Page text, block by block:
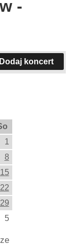
-
koncert
1
8
15
22
29
5